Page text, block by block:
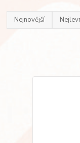
Nejnovější